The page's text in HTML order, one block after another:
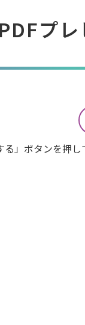
PDFプ
」ボタンを押し